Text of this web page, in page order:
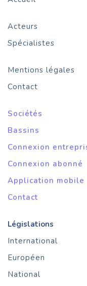
Acteurs
Spécialistes
Mentions légales
Contact
Sociétés
Bassins
Connexion
Connexion abonné
Application mobile
Contact
Législations
International
Européen
National